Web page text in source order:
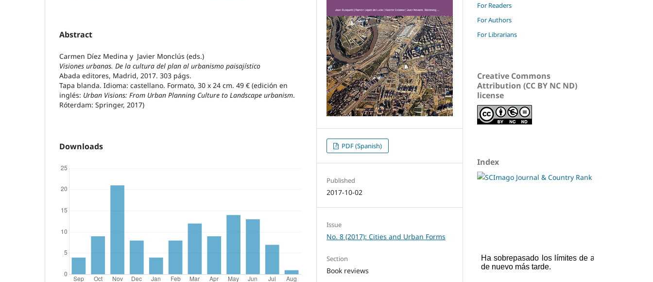
Abstract
Carmen Díez Medina y Javier Monclús (eds.)
Visiones urbanas. De la cultura del plan al urbanismo paisajístico
Abada editores, Madrid, 2017. 303 págs.
Tapa blanda. Idioma: castellano. Formato, 30 x 24 cm. 49 € (edición en
inglés: Urban Visions: From Urban Planning Culture to Landscape urbanism.
Róterdam: Springer, 2017)
Downloads PDF (Spanish)
Published
2017-10-02
Issue
No. 8 (2017): Cities and Urban Forms
Section
Book reviews
For Readers
For Authors
For Librarians
Creative Commons
Attribution (CC BY NC ND)
license
Index